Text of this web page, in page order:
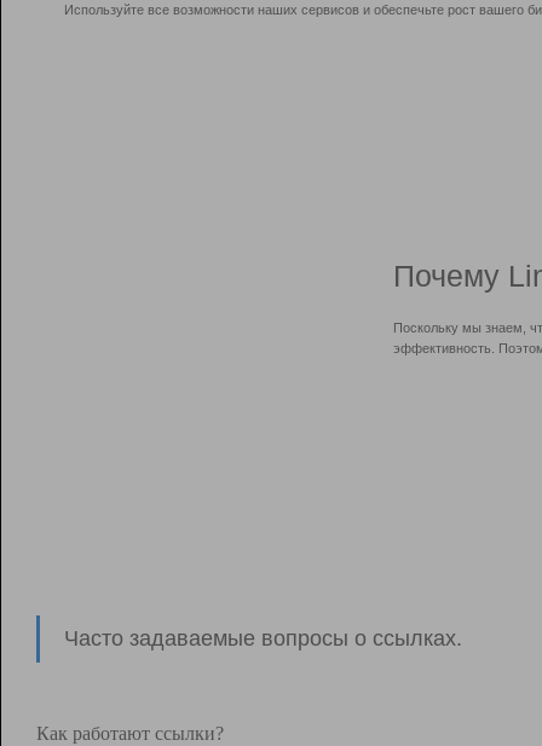
Используйте все возможности наших сервисов и обеспечьте рост вашего
Почему
Поскольку мы знаем,
эффективность.
Часто задаваемые вопросы о ссылках.
Как работают ссылки?